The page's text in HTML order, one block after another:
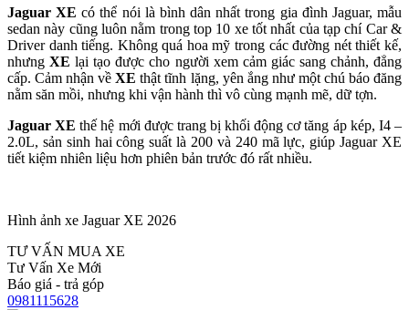
Jaguar XE có thể nói là bình dân nhất trong gia đình Jaguar, mẫu
sedan này cũng luôn nằm trong top 10 xe tốt nhất của tạp chí Car &
Driver danh tiếng. Không quá hoa mỹ trong các đường nét thiết kế,
nhưngXE lại tạo được cho người xem cảm giác sang chảnh, đẳng
cấp. Cảm nhận vềXE thật tĩnh lặng, yên ắng như một chú báo đăng
nằm săn mồi, nhưng khi vận hành thì vô cùng mạnh mẽ, dữ tợn.
Jaguar XEthế hệ mới được trang bị khối động cơ tăng áp kép, I4 –
2.0L, sản sinh hai công suất là 200 và 240 mã lực, giúp Jaguar XE
tiết kiệm nhiên liệu hơn phiên bản trước đó rất nhiều.
Hình ảnh xe Jaguar XE 2026
TƯ VẤN MUA XE
Tư Vấn Xe Mới
Báo giá - trả góp
0981115628